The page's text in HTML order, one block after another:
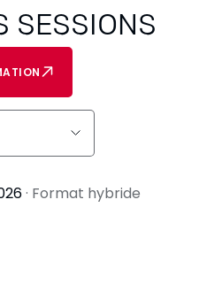
SESSIONS
· Format hybride